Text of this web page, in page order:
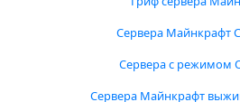
Сервера Майнкрафт
Сервера с режимом
Сервера Майнкрафт